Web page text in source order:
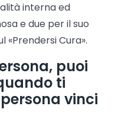
interna ed
e due per il suo
«Prendersi Cura».
puoi
ti
vinci